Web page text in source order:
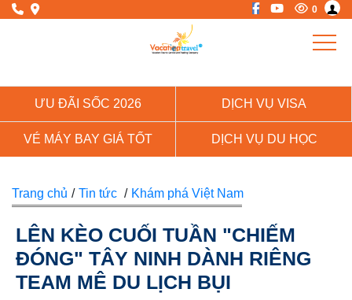
0
ƯU ĐÃI SỐC 2026 DỊCH VỤ VISA
VÉ MÁY BAY GIÁ TỐT DỊCH VỤ DU HỌC
Trang chủ / Tin tức / Khám phá Việt Nam
LÊN KÈO CUỐI TUẦN "CHIẾM
ĐÓNG" TÂY NINH DÀNH RIÊNG
TEAM MÊ DU LỊCH BỤI